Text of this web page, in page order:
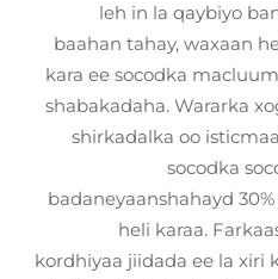
leh in la qaybiyo
baahan tahay, waxaan
kara ee socodka
shabakadaha. Wararka
shirkadalka oo
socodka
badaneyaanshahayd
heli karaa.
kordhiyaa jiidada ee la xiri